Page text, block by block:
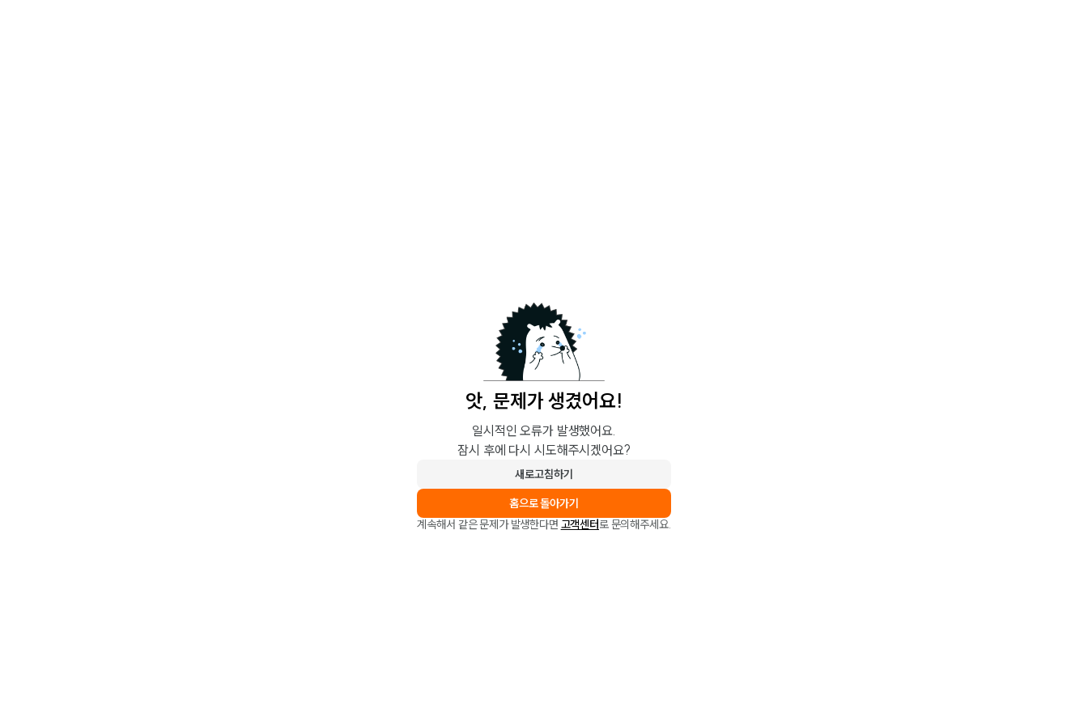
앗, 문제가 생겼어요!
일시적인 오류가 발생했어요.
잠시 후에 다시 시도해주시겠어요?
새로고침하기
홈으로 돌아가기
계속해서 같은 문제가 발생한다면 고객센터로 문의해주세요.